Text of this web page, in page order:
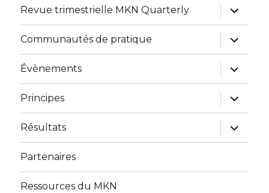
Revue trimestrielle MKN Quarterly
expand
child
menu
Communautés de pratique
expand
child
menu
Évènements
expand
child
menu
Principes
expand
child
menu
Résultats
expand
child
menu
Partenaires
Ressources du MKN